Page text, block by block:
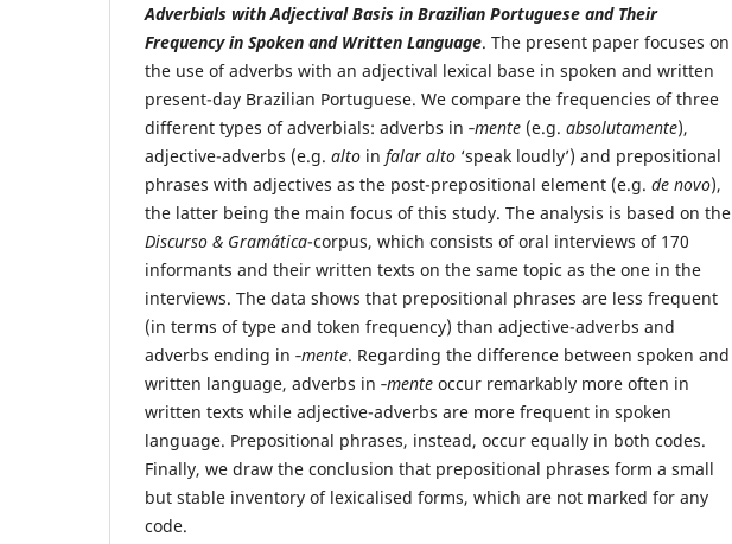
Adverbials with Adjectival Basis in Brazilian Portuguese and Their
Frequency in Spoken and Written Language. The present paper focuses on
the use of adverbs with an adjectival lexical base in spoken and written
present-day Brazilian Portuguese. We compare the frequencies of three
different types of adverbials: adverbs in ‑mente (e.g. absolutamente),
adjective-adverbs (e.g. alto in falar alto ‘speak loudly’) and prepositional
phrases with adjectives as the post-prepositional element (e.g. de novo),
the latter being the main focus of this study. The analysis is based on the
Discurso & Gramática-corpus, which consists of oral interviews of 170
informants and their written texts on the same topic as the one in the
interviews. The data shows that prepositional phrases are less frequent
(in terms of type and token frequency) than adjective-adverbs and
adverbs ending in ‑mente. Regarding the difference between spoken and
written language, adverbs in ‑mente occur remarkably more often in
written texts while adjective-adverbs are more frequent in spoken
language. Prepositional phrases, instead, occur equally in both codes.
Finally, we draw the conclusion that prepositional phrases form a small
but stable inventory of lexicalised forms, which are not marked for any
code.